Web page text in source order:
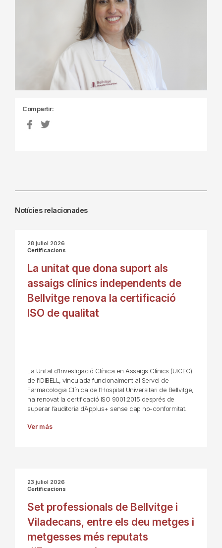
Compartir:
Notícies relacionades
28 juliol 2026
Certificacions
La unitat que dona suport als
assaigs clínics independents de
Bellvitge renova la certificació
ISO de qualitat
La Unitat d’Investigació Clínica en Assaigs Clínics (UICEC)
de l’IDIBELL, vinculada funcionalment al Servei de
Farmacologia Clínica de l’Hospital Universitari de Bellvitge,
ha renovat la certificació ISO 9001:2015 després de
superar l’auditoria d’Applus+ sense cap no-conformitat.
Ver más
23 juliol 2026
Certificacions
Set professionals de Bellvitge i
Viladecans, entre els deu metges i
metgesses més reputats